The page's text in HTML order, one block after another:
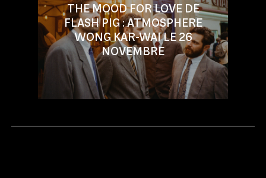
THE MOOD FOR LOVE DE
FLASH PIG : ATMOSPHERE
WONG KAR-WAI LE 26
NOVEMBRE